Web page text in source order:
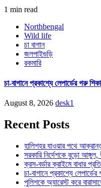
1 min read
Northbengal
Wild life
চা বাগান
জলপাইগুড়ি
রকমারি
চা-বাগানে প্রকাশ্যে লেপার্ডের গরু
August 8, 2026 desk1
Recent Posts
হালিশহর যাওয়ার পথে
সরকারি নির্দেশকে বুড়ো আঙ্গুল,
ক্রস-বর্ডার ক্রাইমে বাধার
চা-বাগানে প্রকাশ্যে
পুলিশকে অ্যারেস্ট করে